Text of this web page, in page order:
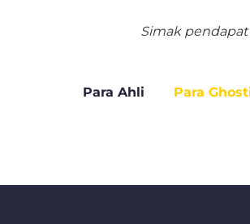
Simak
Para Ahli Para